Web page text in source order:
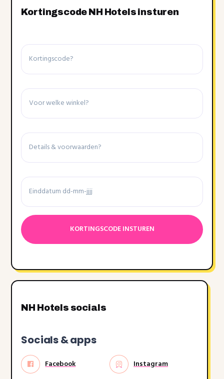
Kortingscode NH Hotels insturen
Kortingscode
Winkel
Details
voorwaarden
Einddatum
Datumnotatie:DD
dash
MM
dash
NH Hotels socials
Socials & apps
Facebook Instagram